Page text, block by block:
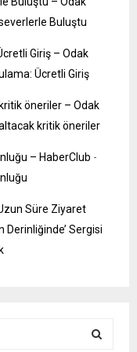
Buluştu
Giriş – Odak
Ücretli Giriş
öneriler – Odak
kritik öneriler
– HaberClub -
Süre Ziyaret
Derinliğinde’ Sergisi